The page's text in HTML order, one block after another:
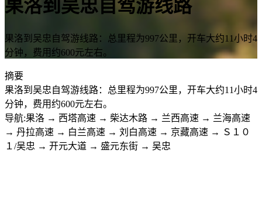
果洛到吴忠自驾游线路
果洛到吴忠自驾游线路：总里程为997公里，开车大约11小时4
分钟，费用约600元左右。
摘要
果洛到吴忠自驾游线路：总里程为997公里，开车大约11小时4
分钟，费用约600元左右。
导航:果洛 → 西塔高速 → 柴达木路 → 兰西高速 → 兰海高速
→ 丹拉高速 → 白兰高速 → 刘白高速 → 京藏高速 → Ｓ１０
１/吴忠 → 开元大道 → 盛元东街 → 吴忠